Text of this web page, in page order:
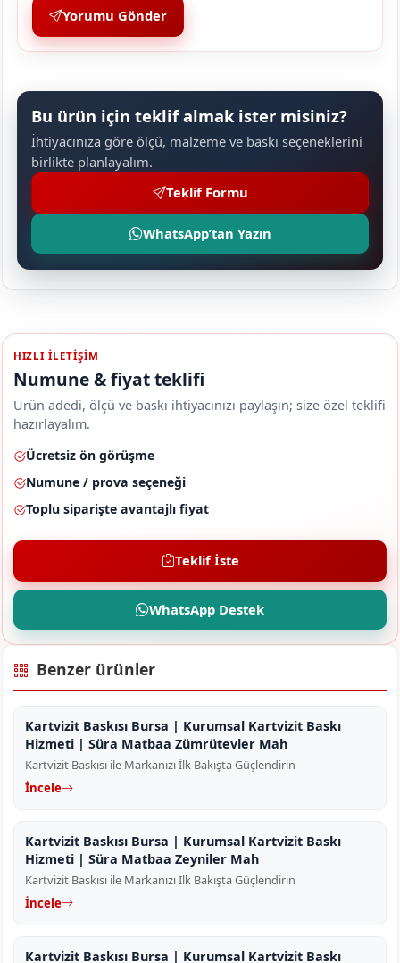
Yorumu Gönder
Bu ürün için teklif almak ister misiniz?
İhtiyacınıza göre ölçü, malzeme ve baskı seçeneklerini
birlikte planlayalım.
Teklif Formu
WhatsApp’tan Yazın
HIZLI ILETIŞIM
Numune & fiyat teklifi
Ürün adedi, ölçü ve baskı ihtiyacınızı paylaşın; size özel teklifi
hazırlayalım.
Ücretsiz ön görüşme
Numune / prova seçeneği
Toplu siparişte avantajlı fiyat
Teklif İste
WhatsApp Destek
Benzer ürünler
Kartvizit Baskısı Bursa | Kurumsal Kartvizit Baskı
Hizmeti | Süra Matbaa Zümrütevler Mah
Kartvizit Baskısı ile Markanızı İlk Bakışta Güçlendirin
İncele
Kartvizit Baskısı Bursa | Kurumsal Kartvizit Baskı
Hizmeti | Süra Matbaa Zeyniler Mah
Kartvizit Baskısı ile Markanızı İlk Bakışta Güçlendirin
İncele
Kartvizit Baskısı Bursa | Kurumsal Kartvizit Baskı